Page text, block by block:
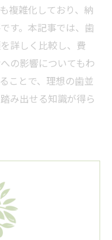
複雑化しており、納
す。本記事では、歯
詳しく比較し、費
の影響についてもわ
ことで、理想の歯並
み出せる知識が得ら